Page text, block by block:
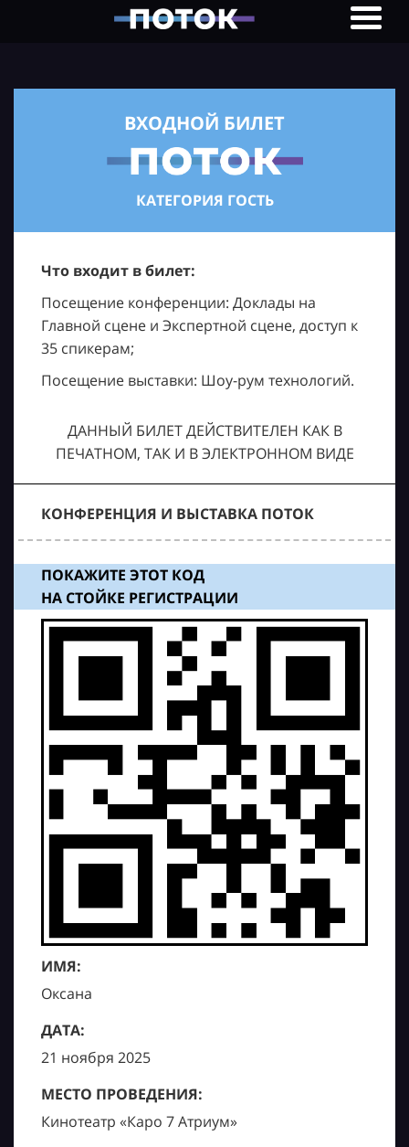
ВХОДНОЙ БИЛЕТ
КАТЕГОРИЯ ГОСТЬ
Что входит в билет:
Посещение конференции: Доклады на
Главной сцене и Экспертной сцене, доступ к
35 спикерам;
Посещение выставки: Шоу-рум технологий.
ДАННЫЙ БИЛЕТ ДЕЙСТВИТЕЛЕН КАК В
ПЕЧАТНОМ, ТАК И В ЭЛЕКТРОННОМ ВИДЕ
КОНФЕРЕНЦИЯ И ВЫСТАВКА ПОТОК
ПОКАЖИТЕ ЭТОТ КОД
НА СТОЙКЕ РЕГИСТРАЦИИ
ИМЯ:
Оксана
ДАТА:
21 ноября 2025
МЕСТО ПРОВЕДЕНИЯ:
Кинотеатр «Каро 7 Атриум»